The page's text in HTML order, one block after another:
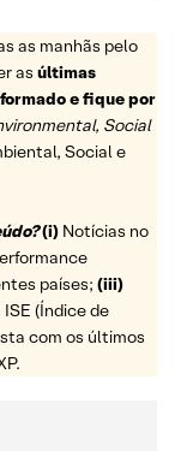
as manhãs pelo
as últimas
e fique por
Social
Social e
(i) Notícias no
países; (iii)
(Índice de
com os últimos